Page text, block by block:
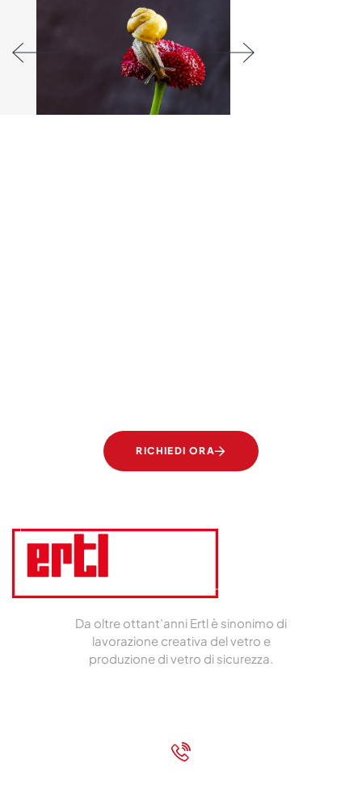
RICHIEDI ORA
Da oltre ottant’anni Ertl è sinonimo di
lavorazione creativa del vetro e
produzione di vetro di sicurezza.